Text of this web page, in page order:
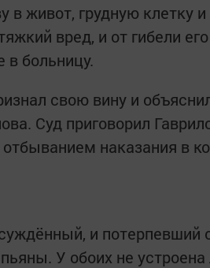
в живот, грудную клетку
вред, и от гибели
в больницу.
свою вину и
Суд приговорил
наказания в
и потерпевший
У обоих не устроена